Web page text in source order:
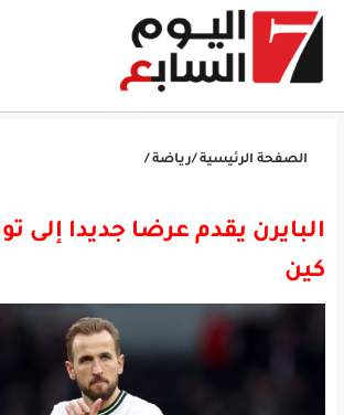
الصفحة الرئيسية /رياضة /
البايرن يقدم عرضا جديدا إلى
كين